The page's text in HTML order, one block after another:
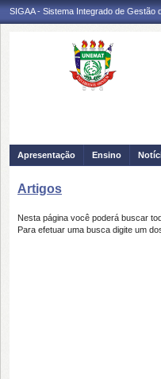
SIGAA - Sistema Integrado de Gestão
Apresentação Ensino
Artigos
Nesta página você poderá buscar
Para efetuar uma busca digite um